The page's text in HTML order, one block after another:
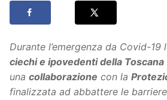
Durante l’emergenza da Covid-19
ciechi e ipovedenti della Toscana
una collaborazione con la
finalizzata ad abbattere le